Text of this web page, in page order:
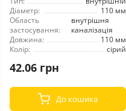
Діаметр:
110 мм
Область
застосування:
внутрішня
каналізація
Довжина:
110 мм
Колір:
сірий
42.06 грн
До кошика